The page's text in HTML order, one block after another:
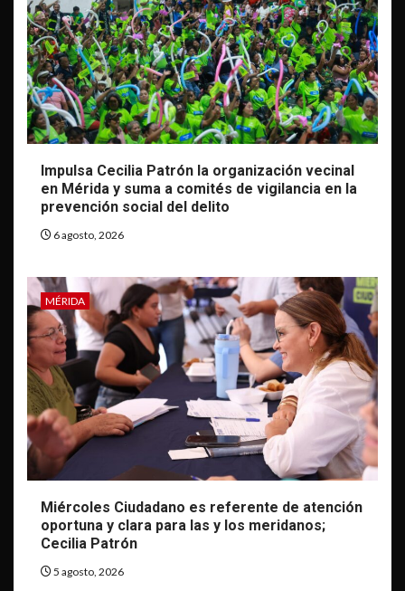
Impulsa Cecilia Patrón la organización vecinal
en Mérida y suma a comités de vigilancia en la
prevención social del delito
6 agosto, 2026
MÉRIDA
Miércoles Ciudadano es referente de atención
oportuna y clara para las y los meridanos;
Cecilia Patrón
5 agosto, 2026